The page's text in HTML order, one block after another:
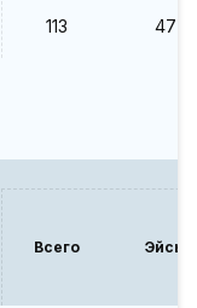
113 47
Всего Эйсы